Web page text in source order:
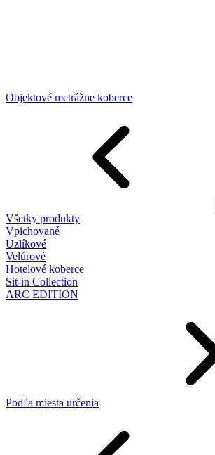
Objektové metrážne koberce
Všetky produkty
Vpichované
Uzlíkové
Velúrové
Hotelové koberce
Sit-in Collection
ARC EDITION
Podľa miesta určenia